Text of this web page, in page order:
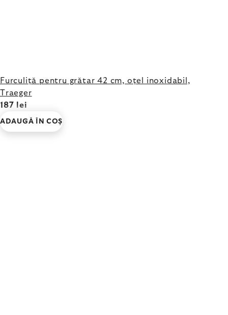
Furculiță pentru grătar 42 cm, oțel inoxidabil,
Traeger
187 lei
ADAUGĂ ÎN COŞ